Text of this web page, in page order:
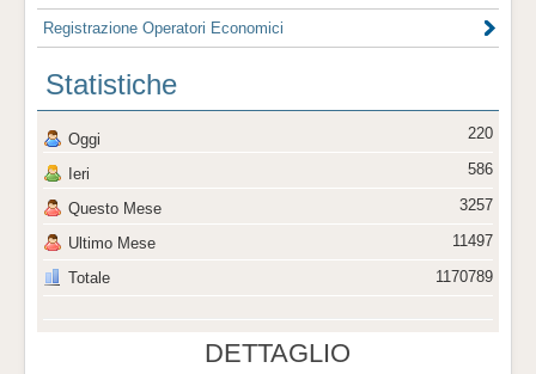
Registrazione Operatori Economici
Statistiche
Oggi
Ieri
Questo Mese
Ultimo Mese
Totale
220
586
3257
11497
1170789
DETTAGLIO